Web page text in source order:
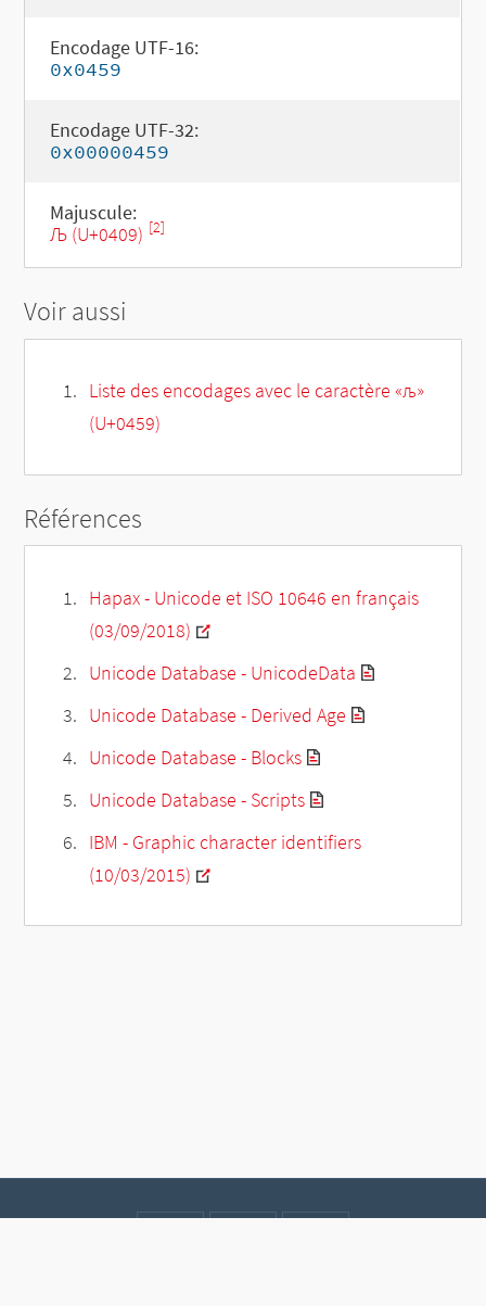
Encodage UTF-16:
0x0459
Encodage UTF-32:
0x00000459
Majuscule:
Љ (U+0409) [2]
Voir aussi
Liste des encodages avec le caractère «љ»
(U+0459)
Références
Hapax - Unicode et ISO 10646 en français
(03/09/2018)
Unicode Database - UnicodeData
Unicode Database - Derived Age
Unicode Database - Blocks
Unicode Database - Scripts
IBM - Graphic character identifiers
(10/03/2015)